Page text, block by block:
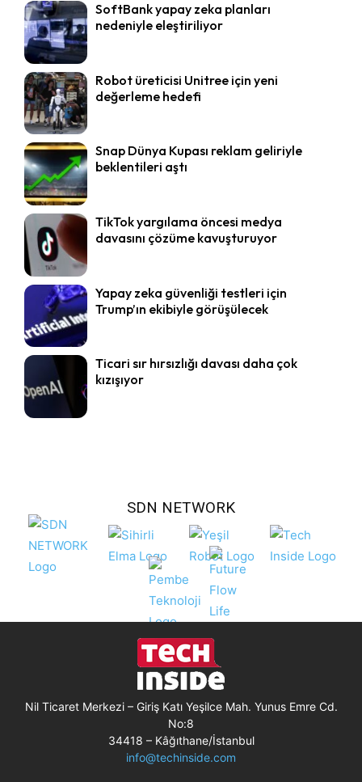
SoftBank yapay zeka planları
nedeniyle eleştiriliyor
Robot üreticisi Unitree için yeni
değerleme hedefi
Snap Dünya Kupası reklam geliriyle
beklentileri aştı
TikTok yargılama öncesi medya
davasını çözüme kavuşturuyor
Yapay zeka güvenliği testleri için
Trump’ın ekibiyle görüşülecek
Ticari sır hırsızlığı davası daha çok
kızışıyor
SDN NETWORK
Nil Ticaret Merkezi – Giriş Katı Yeşilce Mah. Yunus Emre Cd.
No:8
34418 – Kâğıthane/İstanbul
info@techinside.com